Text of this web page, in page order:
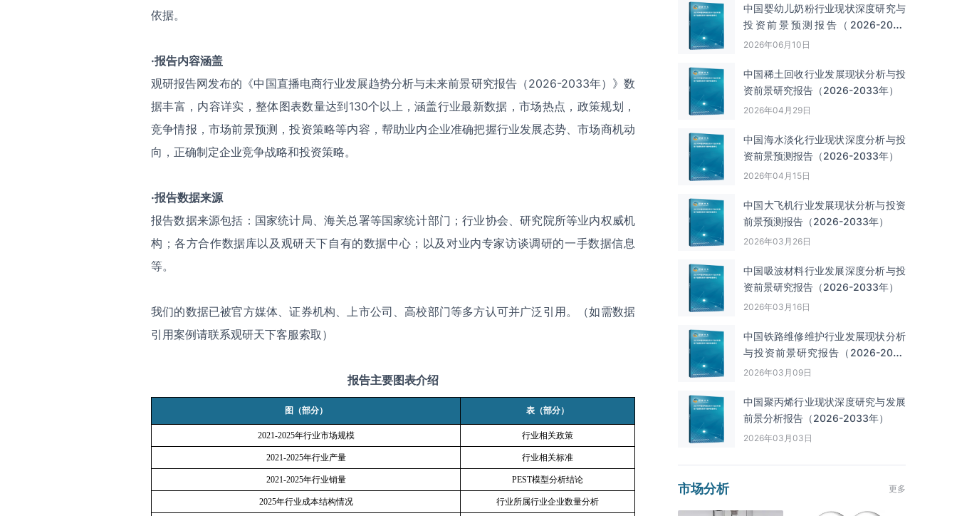
依据。
·报告内容涵盖
观研报告网发布的《中国直播电商行业发展趋势分析与未来前景研究报告（2026-2033年）》数
据丰富，内容详实，整体图表数量达到130个以上，涵盖行业最新数据，市场热点，政策规划，
竞争情报，市场前景预测，投资策略等内容，帮助业内企业准确把握行业发展态势、市场商机动
向，正确制定企业竞争战略和投资策略。
·报告数据来源
报告数据来源包括：国家统计局、海关总署等国家统计部门；行业协会、研究院所等业内权威机
构；各方合作数据库以及观研天下自有的数据中心；以及对业内专家访谈调研的一手数据信息
等。
我们的数据已被官方媒体、证券机构、上市公司、高校部门等多方认可并广泛引用。（如需数据
引用案例请联系观研天下客服索取）
报告主要图表介绍
图（部分） 表（部分）
2021-2025年行业市场规模 行业相关政策
2021-2025年行业产量 行业相关标准
2021-2025年行业销量 PEST模型分析结论
2025年行业成本结构情况 行业所属行业企业数量分析
中国婴幼儿奶粉行业现状深度研究与
投资前景预测报告（2026-2033
年）
2026年06月10日
中国‌‌稀土回收‌‌行业发展现状分析与投
资前景研究报告（2026-2033年）
2026年04月29日
中国海水淡化行业现状深度分析与投
资前景预测报告（2026-2033年）
2026年04月15日
中国大飞机行业发展现状分析与投资
前景预测报告（2026-2033年）
2026年03月26日
中国吸波材料行业发展深度分析与投
资前景研究报告（2026-2033年）
2026年03月16日
中国铁路维修维护行业发展现状分析
与投资前景研究报告（2026-2033
年）
2026年03月09日
中国聚丙烯行业现状深度研究与发展
前景分析报告（2026-2033年）
2026年03月03日
市场分析 更多